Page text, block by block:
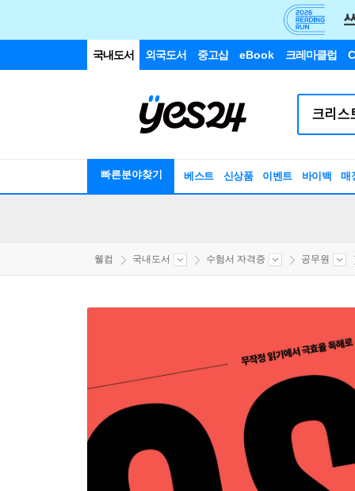
국내도서 외국도서 중고샵 eBook 크레마클럽
빠른분야찾기 베스트 신상품 이벤트 바이백 매
웰컴 국내도서 수험서 자격증 공무원